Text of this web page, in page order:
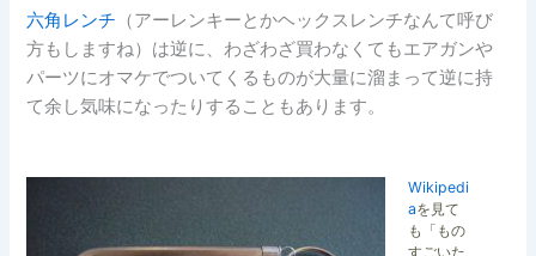
六角レンチ （アーレンキーとかヘックスレンチなんて呼び
方もしますね）は逆に、わざわざ買わなくてもエアガンや
パーツにオマケでついてくるものが大量に溜まって逆に持
て余し気味になったりすることもあります。
Wikipedi
aを見て
も「もの
すごいた